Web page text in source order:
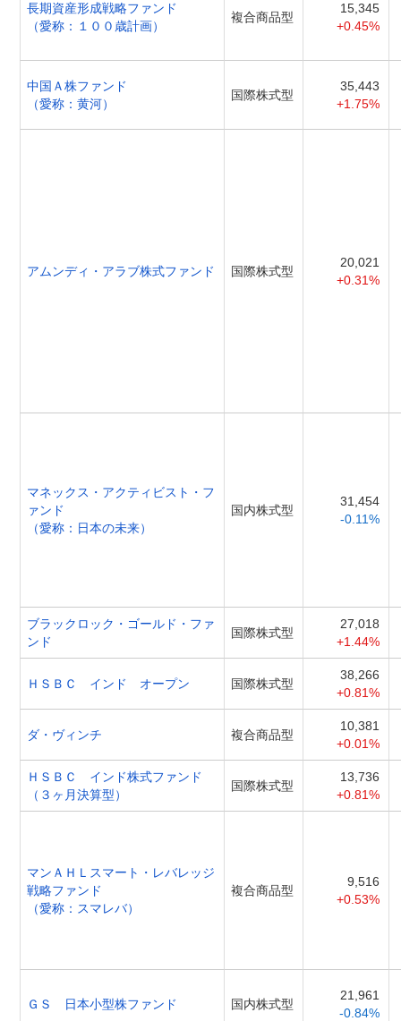
長期資産形成戦略ファンド
（愛称：１００歳計画）
複合商品型
15,345
+0.45%
中国Ａ株ファンド
（愛称：黄河）
国際株式型
35,443
+1.75%
アムンディ・アラブ株式ファンド 国際株式型
20,021
+0.31%
マネックス・アクティビスト・フ
ァンド
（愛称：日本の未来）
国内株式型
31,454
-0.11%
ブラックロック・ゴールド・ファ
ンド
国際株式型
27,018
+1.44%
ＨＳＢＣ インド オープン 国際株式型
38,266
+0.81%
ダ・ヴィンチ 複合商品型
10,381
+0.01%
ＨＳＢＣ インド株式ファンド
（３ヶ月決算型）
国際株式型
13,736
+0.81%
マンＡＨＬスマート・レバレッジ
戦略ファンド
（愛称：スマレバ）
複合商品型
9,516
+0.53%
ＧＳ 日本小型株ファンド 国内株式型
21,961
-0.84%